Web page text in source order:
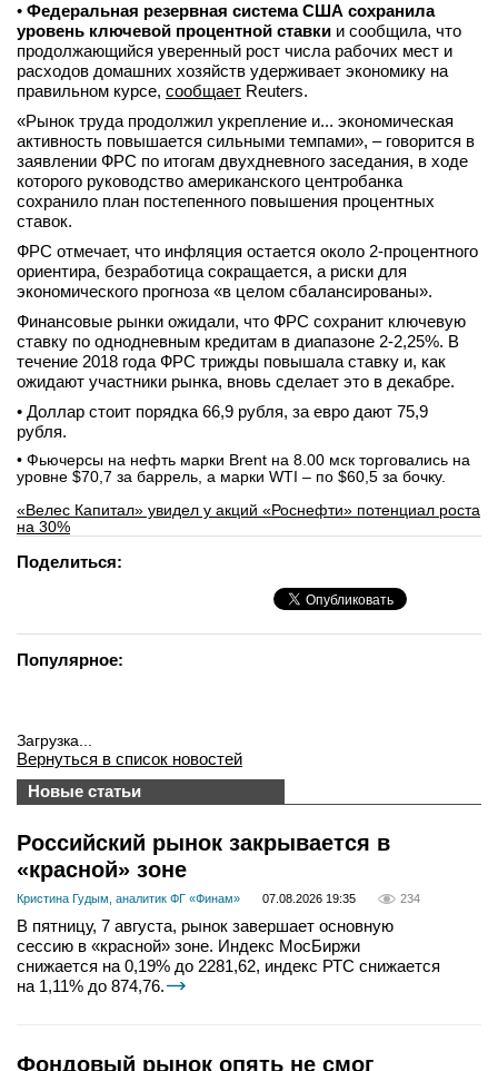
• Федеральная резервная система США сохранила
уровень ключевой процентной ставки и сообщила, что
продолжающийся уверенный рост числа рабочих мест и
расходов домашних хозяйств удерживает экономику на
правильном курсе, сообщает Reuters.
«Рынок труда продолжил укрепление и... экономическая
активность повышается сильными темпами», – говорится в
заявлении ФРС по итогам двухдневного заседания, в ходе
которого руководство американского центробанка
сохранило план постепенного повышения процентных
ставок.
ФРС отмечает, что инфляция остается около 2-процентного
ориентира, безработица сокращается, а риски для
экономического прогноза «в целом сбалансированы».
Финансовые рынки ожидали, что ФРС сохранит ключевую
ставку по однодневным кредитам в диапазоне 2-2,25%. В
течение 2018 года ФРС трижды повышала ставку и, как
ожидают участники рынка, вновь сделает это в декабре.
• Доллар стоит порядка 66,9 рубля, за евро дают 75,9
рубля.
• Фьючерсы на нефть марки Brent на 8.00 мск торговались на
уровне $70,7 за баррель, а марки WTI – по $60,5 за бочку.
«Велес Капитал» увидел у акций «Роснефти» потенциал роста
на 30%
Поделиться:
Популярное:
Загрузка...
Вернуться в список новостей
Новые статьи
Российский рынок закрывается в
«красной» зоне
Кристина Гудым, аналитик ФГ «Финам» 07.08.2026 19:35 234
В пятницу, 7 августа, рынок завершает основную
сессию в «красной» зоне. Индекс МосБиржи
снижается на 0,19% до 2281,62, индекс РТС снижается
на 1,11% до 874,76.
Фондовый рынок опять не смог